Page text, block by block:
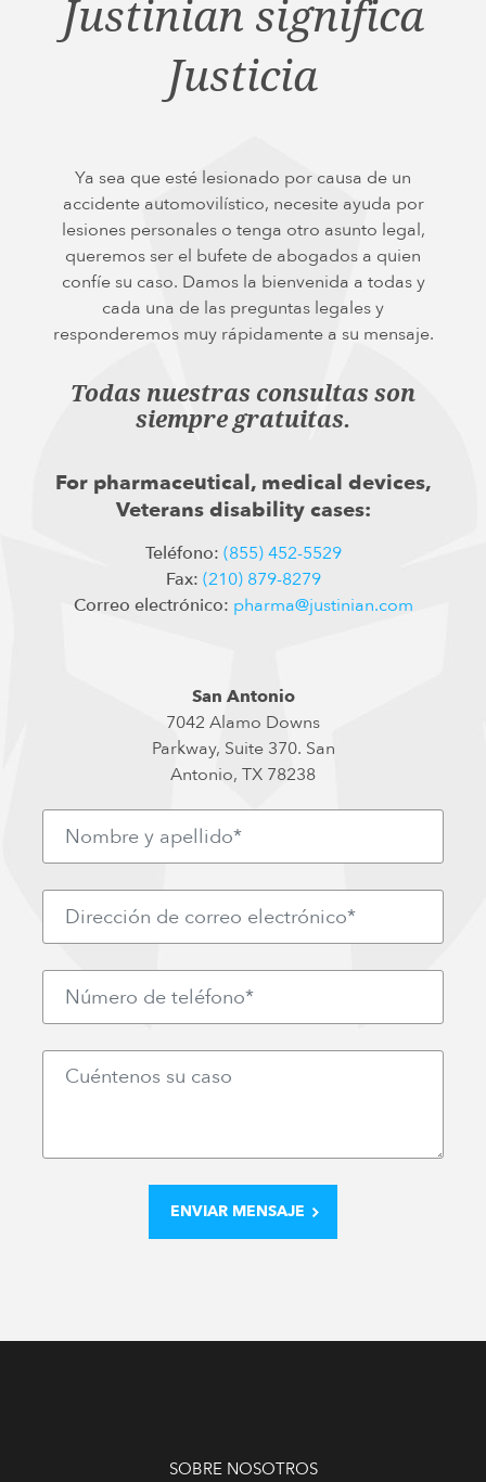
Justinian significa
Justicia
Ya sea que esté lesionado por causa de un
accidente automovilístico, necesite ayuda por
lesiones personales o tenga otro asunto legal,
queremos ser el bufete de abogados a quien
confíe su caso. Damos la bienvenida a todas y
cada una de las preguntas legales y
responderemos muy rápidamente a su mensaje.
Todas nuestras consultas son
siempre gratuitas.
For pharmaceutical, medical devices,
Veterans disability cases:
Teléfono: (855) 452-5529
Fax: (210) 879-8279
Correo electrónico: pharma@justinian.com
San Antonio
7042 Alamo Downs
Parkway, Suite 370. San
Antonio, TX 78238
SOBRE NOSOTROS